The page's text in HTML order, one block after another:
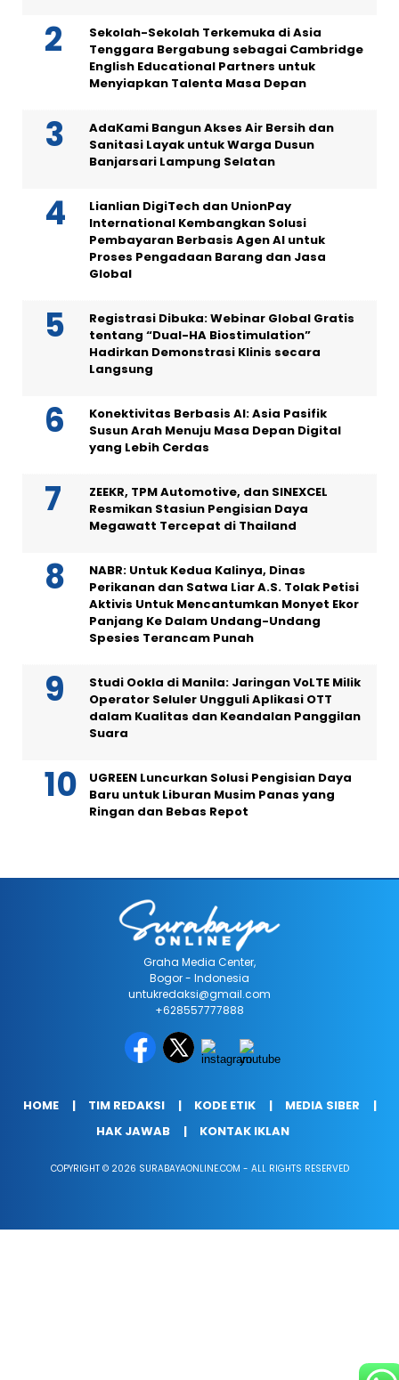
Sekolah-Sekolah Terkemuka di Asia
Tenggara Bergabung sebagai Cambridge
English Educational Partners untuk
Menyiapkan Talenta Masa Depan
AdaKami Bangun Akses Air Bersih dan
Sanitasi Layak untuk Warga Dusun
Banjarsari Lampung Selatan
Lianlian DigiTech dan UnionPay
International Kembangkan Solusi
Pembayaran Berbasis Agen AI untuk
Proses Pengadaan Barang dan Jasa
Global
Registrasi Dibuka: Webinar Global Gratis
tentang “Dual-HA Biostimulation”
Hadirkan Demonstrasi Klinis secara
Langsung
Konektivitas Berbasis AI: Asia Pasifik
Susun Arah Menuju Masa Depan Digital
yang Lebih Cerdas
ZEEKR, TPM Automotive, dan SINEXCEL
Resmikan Stasiun Pengisian Daya
Megawatt Tercepat di Thailand
NABR: Untuk Kedua Kalinya, Dinas
Perikanan dan Satwa Liar A.S. Tolak Petisi
Aktivis Untuk Mencantumkan Monyet Ekor
Panjang Ke Dalam Undang-Undang
Spesies Terancam Punah
Studi Ookla di Manila: Jaringan VoLTE Milik
Operator Seluler Ungguli Aplikasi OTT
dalam Kualitas dan Keandalan Panggilan
Suara
UGREEN Luncurkan Solusi Pengisian Daya
Baru untuk Liburan Musim Panas yang
Ringan dan Bebas Repot
Graha Media Center,
Bogor - Indonesia
untukredaksi@gmail.com
+628557777888
HOME TIM REDAKSI KODE ETIK
MEDIA SIBER
HAK JAWAB
KONTAK IKLAN
COPYRIGHT © 2026 SURABAYAONLINE.COM - ALL RIGHTS RESERVED